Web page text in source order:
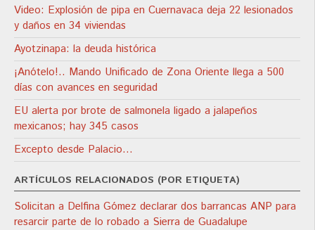
Video: Explosión de pipa en Cuernavaca deja 22 lesionados
y daños en 34 viviendas
Ayotzinapa: la deuda histórica
¡Anótelo!.. Mando Unificado de Zona Oriente llega a 500
días con avances en seguridad
EU alerta por brote de salmonela ligado a jalapeños
mexicanos; hay 345 casos
Excepto desde Palacio…
ARTÍCULOS RELACIONADOS (POR ETIQUETA)
Solicitan a Delfina Gómez declarar dos barrancas ANP para
resarcir parte de lo robado a Sierra de Guadalupe